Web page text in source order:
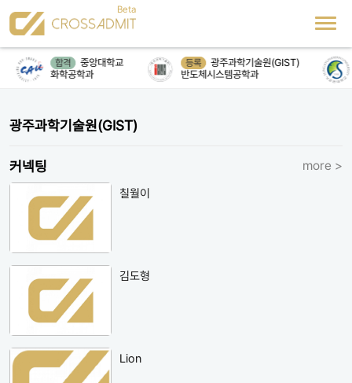
합격
중앙대학교
화학공학과
등록
광주과학기술원(GIST)
반도체시스템공학과
광주과학기술원(GIST)
커넥팅 more >
칠월이
김도형
Lion